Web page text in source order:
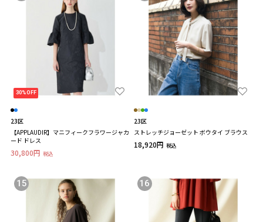
30%OFF
23区
【APPLAUDIR】マニフィークフラワージャカ
ード ドレス
30,800円 税込
23区
ストレッチジョーゼット ボウタイ ブラウス
18,920円 税込
15 16